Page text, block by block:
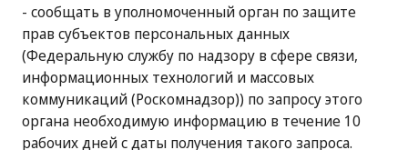
- сообщать в уполномоченный орган по защите
прав субъектов персональных данных
(Федеральную службу по надзору в сфере связи,
информационных технологий и массовых
коммуникаций (Роскомнадзор)) по запросу этого
органа необходимую информацию в течение 10
рабочих дней с даты получения такого запроса.